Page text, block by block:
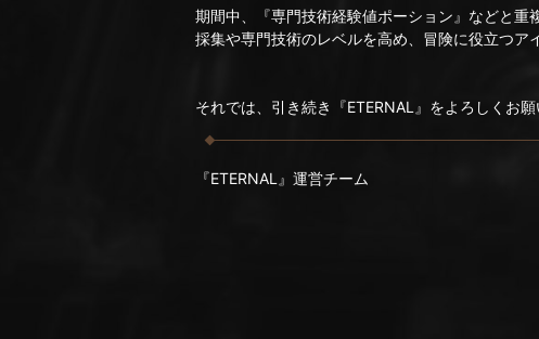
期間中、『専門技術経験値ポーション』などと重
採集や専門技術のレベルを高め、冒険に役立つア
それでは、引き続き『ETERNAL』をよろしくお願
『ETERNAL』運営チーム